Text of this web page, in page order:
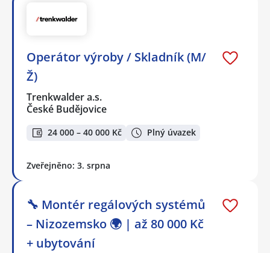
Operátor výroby / Skladník (M/
Ž)
Trenkwalder a.s.
České Budějovice
24 000 – 40 000 Kč Plný úvazek
Zveřejněno: 3. srpna
🔧 Montér regálových systémů
– Nizozemsko 🌍 | až 80 000 Kč
+ ubytování